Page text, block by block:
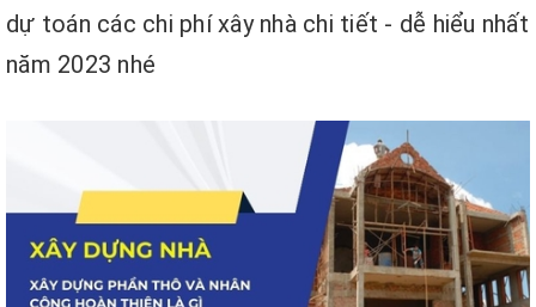
dự toán các chi phí xây nhà chi tiết - dễ hiểu nhất
năm 2023 nhé